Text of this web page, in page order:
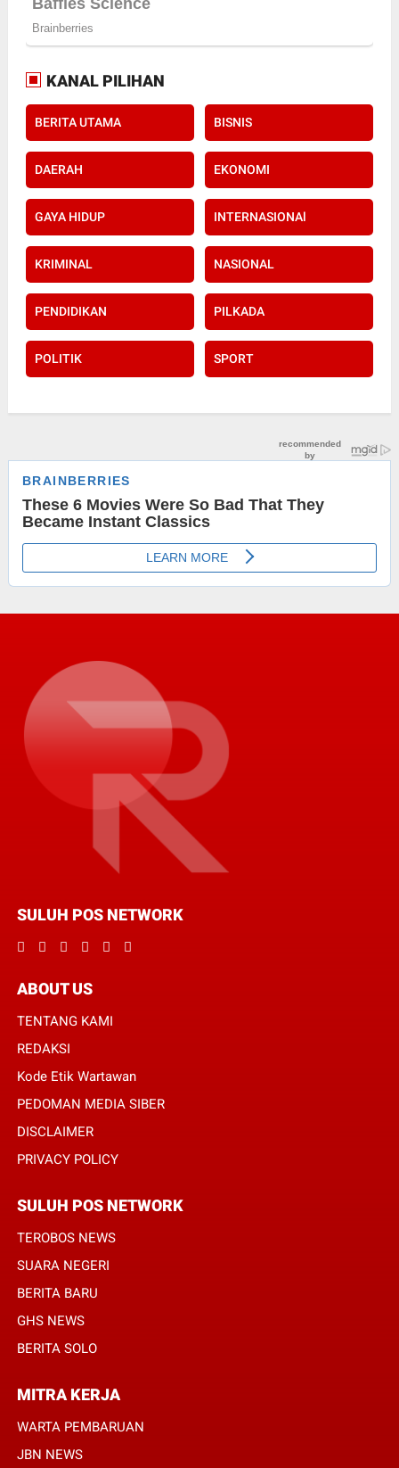
KANAL PILIHAN
BERITA UTAMA BISNIS
DAERAH EKONOMI
GAYA HIDUP INTERNASIONAl
KRIMINAL NASIONAL
PENDIDIKAN PILKADA
POLITIK SPORT
SULUH POS NETWORK
ABOUT US
TENTANG KAMI
REDAKSI
Kode Etik Wartawan
PEDOMAN MEDIA SIBER
DISCLAIMER
PRIVACY POLICY
SULUH POS NETWORK
TEROBOS NEWS
SUARA NEGERI
BERITA BARU
GHS NEWS
BERITA SOLO
MITRA KERJA
WARTA PEMBARUAN
JBN NEWS